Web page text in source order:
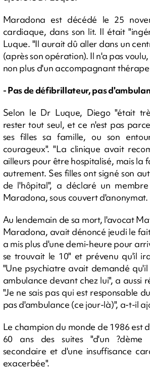
Maradona est décédé le 25
cardiaque, dans son lit. Il était
Luque. "Il aurait dû aller dans un
(après son opération). Il n'a pas
non plus d'un accompagnant
- Pas de défibrillateur, pas
Selon le Dr Luque, Diego "était
rester tout seul, et ce n'est pas
ses filles sa famille, ou son
courageux". "La clinique avait
ailleurs pour être hospitalisé, mais la
autrement. Ses filles ont signé son
de l'hôpital", a déclaré un
Maradona, sous couvert d'anonymat.
Au lendemain de sa mort, l'avocat
Maradona, avait dénoncé jeudi le
a mis plus d'une demi-heure pour
se trouvait le 10" et prévenu qu'il
"Une psychiatre avait demandé
ambulance devant chez lui", a aussi
"Je ne sais pas qui est responsable
pas d'ambulance (ce jour-là)", a-t-il
Le champion du monde de 1986 est
60 ans des suites "d'un ?dème
secondaire et d'une insuffisance
exacerbée".